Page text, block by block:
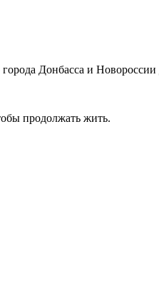
Донбасса и
продолжать жить.